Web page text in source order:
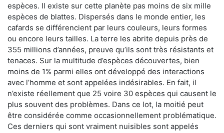
espèces. Il existe sur cette planète pas moins de six mille
espèces de blattes. Dispersés dans le monde entier, les
cafards se différencient par leurs couleurs, leurs formes
ou encore leurs tailles. La terre les abrite depuis près de
355 millions d’années, preuve qu’ils sont très résistants et
tenaces. Sur la multitude d’espèces découvertes, bien
moins de 1% parmi elles ont développé des interactions
avec l’homme et sont appelées indésirables. En fait, il
n’existe réellement que 25 voire 30 espèces qui causent le
plus souvent des problèmes. Dans ce lot, la moitié peut
être considérée comme occasionnellement problématique.
Ces derniers qui sont vraiment nuisibles sont appelés